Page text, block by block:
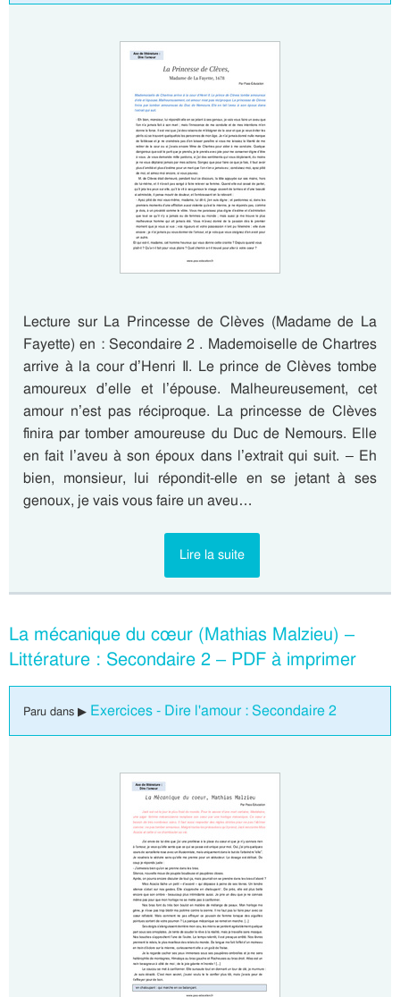
Lecture sur La Princesse de Clèves (Madame de La
Fayette) en : Secondaire 2 . Mademoiselle de Chartres
arrive à la cour d’Henri II. Le prince de Clèves tombe
amoureux d’elle et l’épouse. Malheureusement, cet
amour n’est pas réciproque. La princesse de Clèves
finira par tomber amoureuse du Duc de Nemours. Elle
en fait l’aveu à son époux dans l’extrait qui suit. – Eh
bien, monsieur, lui répondit-elle en se jetant à ses
genoux, je vais vous faire un aveu…
Lire la suite
La mécanique du cœur (Mathias Malzieu) –
Littérature : Secondaire 2 – PDF à imprimer
Paru dans ▶ Exercices - Dire l'amour : Secondaire 2